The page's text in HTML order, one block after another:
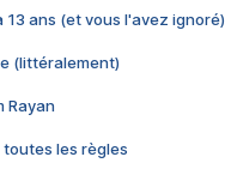
13 ans (et vous l'avez ignoré)
(littéralement)
Rayan
toutes les règles